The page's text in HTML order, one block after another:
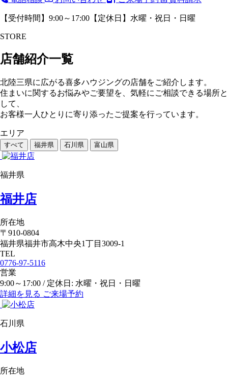
【受付時間】9:00～17:00【定休日】水曜・祝日・日曜
STORE
店舗紹介一覧
北陸三県に広がる喜多ハウジングの店舗をご紹介します。
住まいに関するお悩みやご要望を、気軽にご相談できる場所と
して、
お客様一人ひとりに寄り添ったご提案を行っています。
エリア
すべて 福井県 石川県 富山県
福井県
福井店
所在地
〒910-0804
福井県福井市高木中央1丁目3009-1
TEL
0776-97-5116
営業
9:00～17:00 / 定休日: 水曜・祝日・日曜
詳細を見る ご来場予約
石川県
小松店
所在地